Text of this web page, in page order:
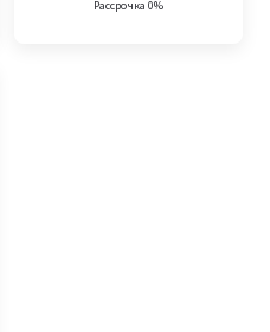
Рассрочка 0%